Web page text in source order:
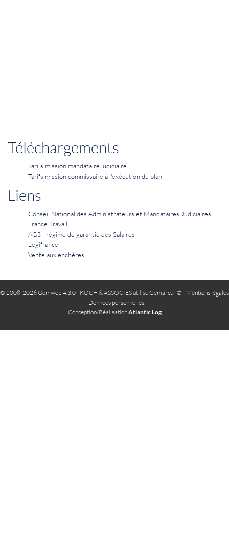
Téléchargements
Tarifs mission mandataire judiciaire
Tarifs mission commissaire à l'exécution du plan
Liens
Conseil National des Administrateurs et Mandataires Judiciaires
France Travail
AGS - régime de garantie des Salaires
Legifrance
Vente aux enchères
© 2008-2026 Gemweb 4.3.0- KOCH & ASSOCIES utiliseGemarcur © - Mentions légales
- Données personnelles
Conception/RéalisationAtlantic Log